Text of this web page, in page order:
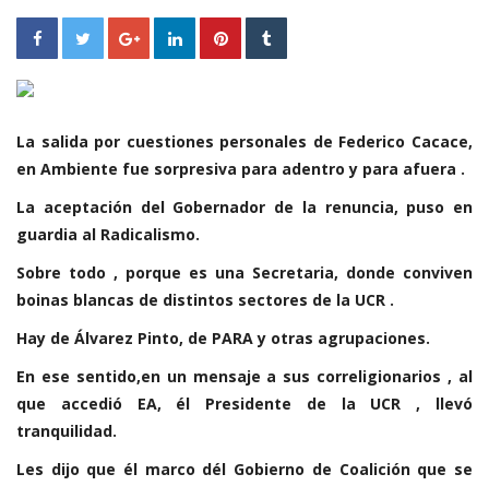
La salida por cuestiones personales de Federico Cacace,
en Ambiente fue sorpresiva para adentro y para afuera .
La aceptación del Gobernador de la renuncia, puso en
guardia al Radicalismo.
Sobre todo , porque es una Secretaria, donde conviven
boinas blancas de distintos sectores de la UCR .
Hay de Álvarez Pinto, de PARA y otras agrupaciones.
En ese sentido,en un mensaje a sus correligionarios , al
que accedió EA, él Presidente de la UCR , llevó
tranquilidad.
Les dijo que él marco dél Gobierno de Coalición que se